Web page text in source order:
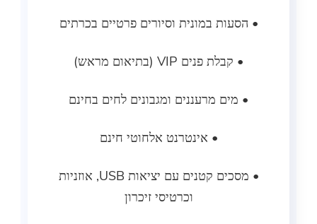
הסעות במונית וסיורים פרטיים בכרתים
• קבלת פנים VIP (בתיאום מראש)
• מים מרעננים ומגבונים לחים בחינם
• אינטרנט אלחוטי חינם
• מסכים קטנים עם יציאות USB, אוזניות
וכרטיסי זיכרון